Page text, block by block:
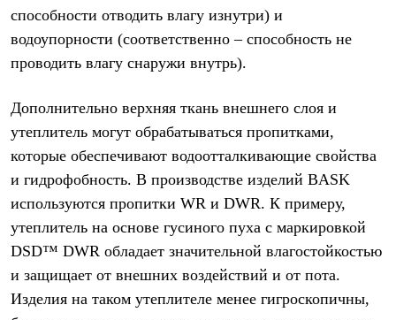
способности отводить влагу изнутри) и
водоупорности (соответственно – способность не
проводить влагу снаружи внутрь).
Дополнительно верхняя ткань внешнего слоя и
утеплитель могут обрабатываться пропитками,
которые обеспечивают водоотталкивающие свойства
и гидрофобность. В производстве изделий BASK
используются пропитки WR и DWR. К примеру,
утеплитель на основе гусиного пуха с маркировкой
DSD™ DWR обладает значительной влагостойкостью
и защищает от внешних воздействий и от пота.
Изделия на таком утеплителе менее гигроскопичны,